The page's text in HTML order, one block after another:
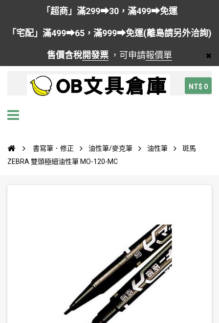
「超商」滿299➡30，滿499➡免運
「宅配」滿499➡65，滿999➡免運(離島請另外洽詢)
售價含稅開發票 ，可申請報價單
NT$ 0
書寫筆．修正 油性筆/麥克筆 油性筆
斑馬
ZEBRA 雙頭極細油性筆 MO-120-MC